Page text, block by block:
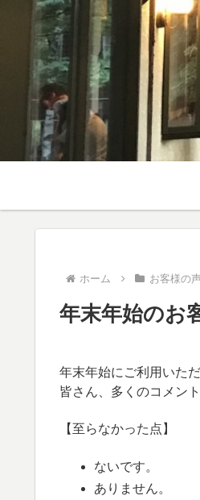
ホーム お客様の
年末年始のお
年末年始にご利用いた
皆さん、多くのコメン
【至らなかった点】
ないです。
ありません。